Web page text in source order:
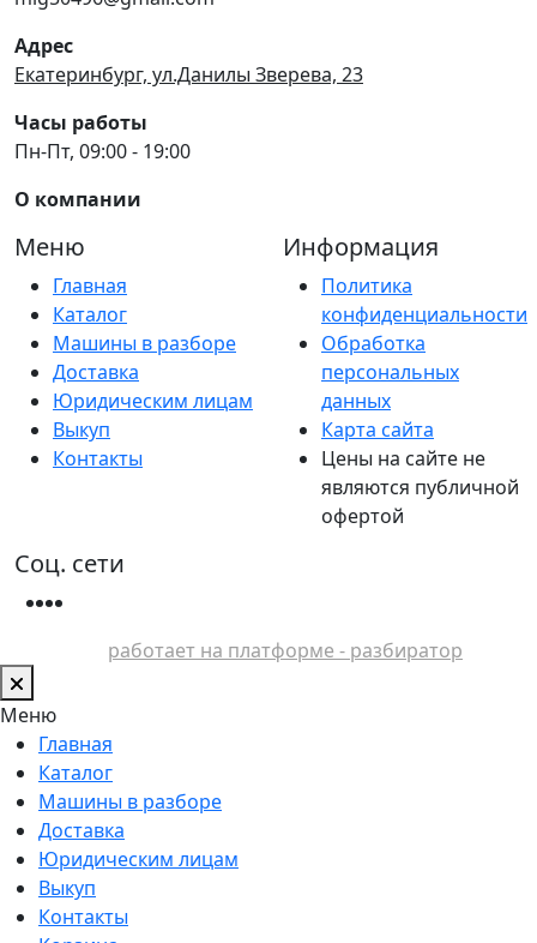
Адрес
Екатеринбург, ул.Данилы Зверева, 23
Часы работы
Пн-Пт, 09:00 - 19:00
О компании
Меню
Главная
Каталог
Машины в разборе
Доставка
Юридическим лицам
Выкуп
Контакты
Информация
Политика
конфиденциальности
Обработка
персональных
данных
Карта сайта
Цены на сайте не
являются публичной
офертой
Соц. сети
работает на платформе - разбиратор
Меню
Главная
Каталог
Машины в разборе
Доставка
Юридическим лицам
Выкуп
Контакты